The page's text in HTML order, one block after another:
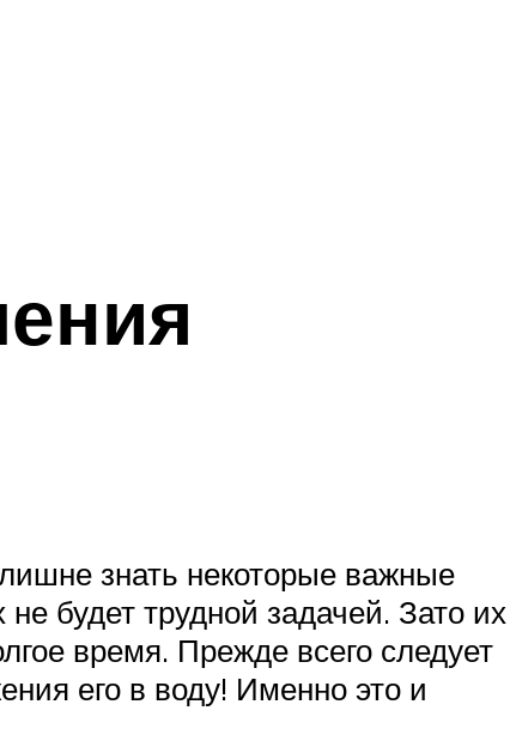
знать некоторые важные
будет трудной задачей. Зато их
время. Прежде всего следует
его в воду! Именно это и